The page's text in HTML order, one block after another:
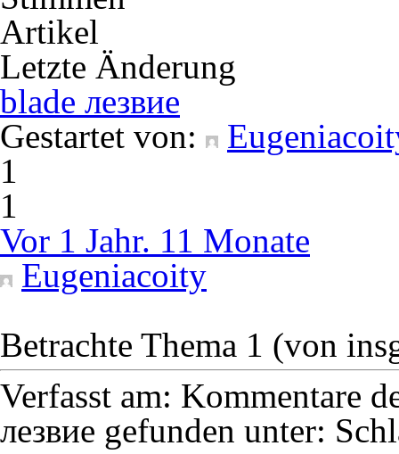
Artikel
Letzte Änderung
blade лезвие
Gestartet von:
1
1
Vor 1 Jahr. 11 Monate
Eugeniacoity
Betrachte Thema 1 (von
Verfasst am: Kommentare
лезвие gefunden unter: